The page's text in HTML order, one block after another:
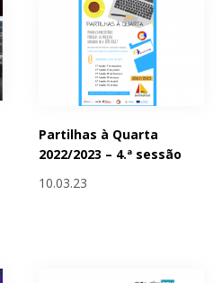
Partilhas à Quarta
2022/2023 – 4.ª sessão
10.03.23